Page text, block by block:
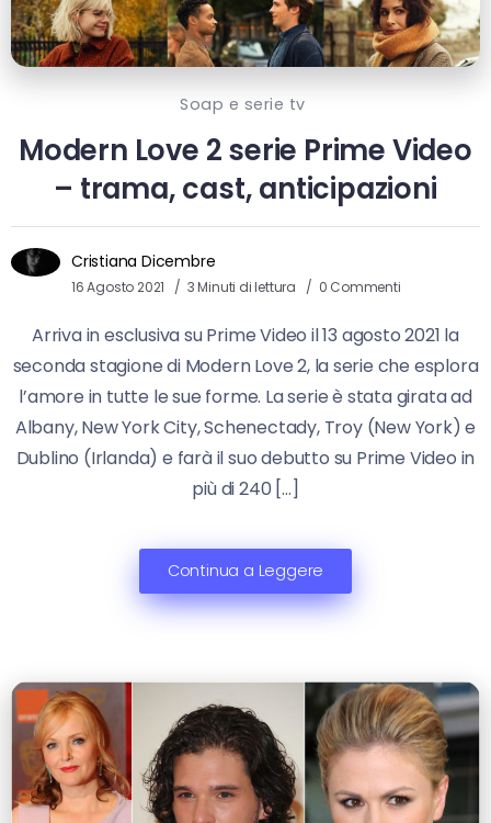
Soap e serie tv
Modern Love 2 serie Prime Video
– trama, cast, anticipazioni
Cristiana Dicembre
16 Agosto 2021 3 Minuti di lettura 0 Commenti
Arriva in esclusiva su Prime Video il 13 agosto 2021 la
seconda stagione di Modern Love 2, la serie che esplora
l’amore in tutte le sue forme. La serie è stata girata ad
Albany, New York City, Schenectady, Troy (New York) e
Dublino (Irlanda) e farà il suo debutto su Prime Video in
più di 240 […]
Continua a Leggere